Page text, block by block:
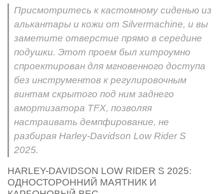
Присмотритесь к кастомному сиденью из
алькантары и кожи от Silvermachine, и вы
заметите отверстие прямо в середине
подушки. Этот проем был хитроумно
спроектирован для мгновенного доступа
без инструментов к регулировочным
винтам скрытого под ним заднего
амортизатора TFX, позволяя
настраивать демпфирование, не
разбирая Harley-Davidson Low Rider S
2025.
HARLEY-DAVIDSON LOW RIDER S 2025:
ОДНОСТОРОННИЙ МАЯТНИК И